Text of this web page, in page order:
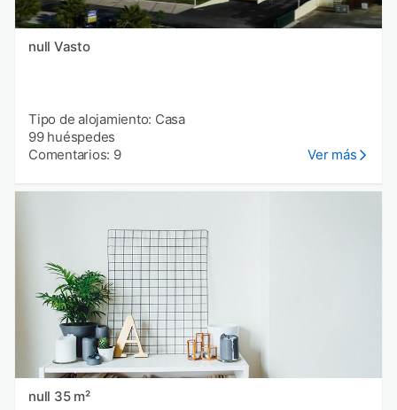
null Vasto
Tipo de alojamiento: Casa
99 huéspedes
Comentarios: 9
Ver más
null 35 m²